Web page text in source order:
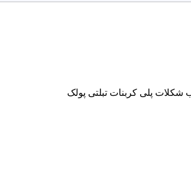
شکلات پلی کربنات تبلتی پولک